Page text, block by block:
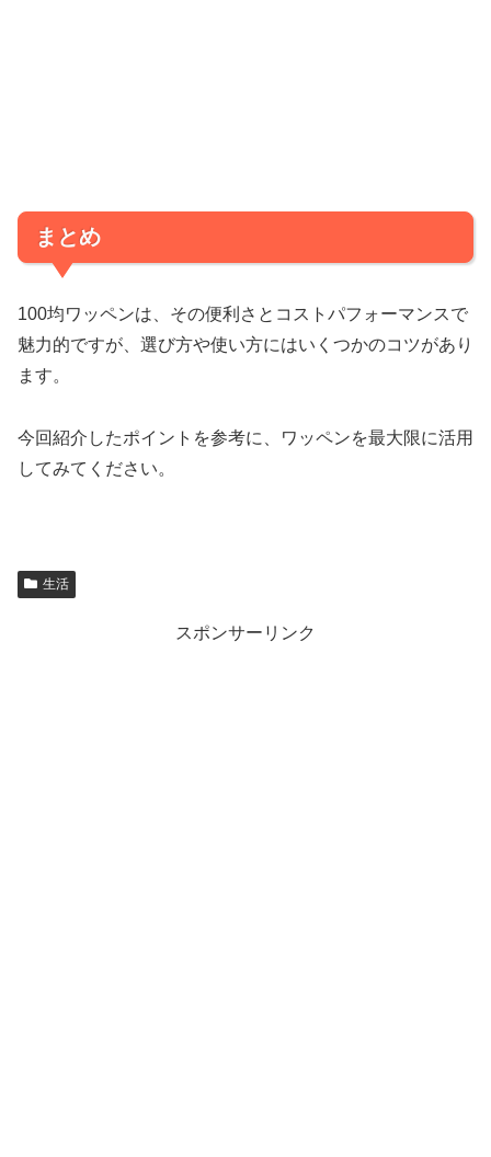
まとめ
100均ワッペンは、その便利さとコストパフォーマンスで
魅力的ですが、選び方や使い方にはいくつかのコツがあり
ます。
今回紹介したポイントを参考に、ワッペンを最大限に活用
してみてください。
生活
スポンサーリンク